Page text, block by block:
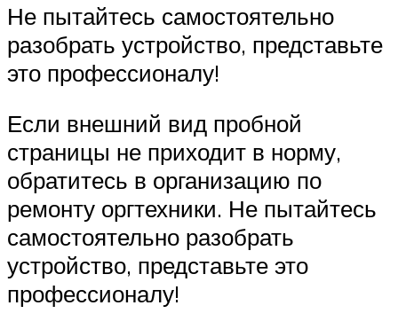
Не пытайтесь самостоятельно
разобрать устройство, представьте
это профессионалу!
Если внешний вид пробной
страницы не приходит в норму,
обратитесь в организацию по
ремонту оргтехники. Не пытайтесь
самостоятельно разобрать
устройство, представьте это
профессионалу!